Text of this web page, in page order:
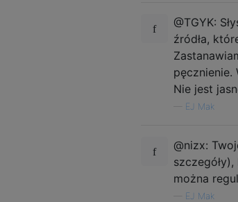
@TGYK:
źródła,
pęcznienie.
Nie jest
EJ Mak
@nizx:
można
EJ Mak